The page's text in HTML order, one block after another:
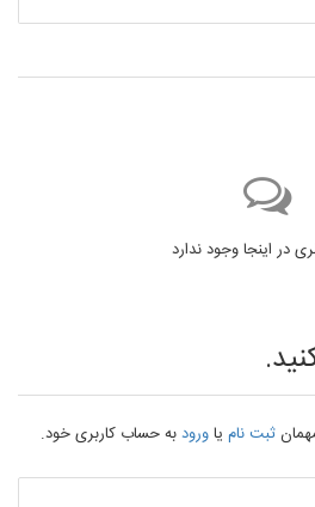
در اینجا وجود ندارد
ثبت نام یاورودبه حساب کاربری خود.